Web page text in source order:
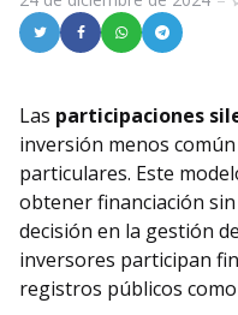
Las participaciones
inversión menos
particulares. Este
obtener financiación
decisión en la gestión
inversores participan
registros públicos